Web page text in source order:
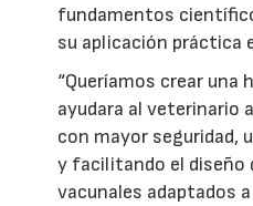
fundamentos
su aplicación práctica
“Queríamos crear una
ayudara al veterinario
con mayor seguridad,
y facilitando el diseño
vacunales adaptados